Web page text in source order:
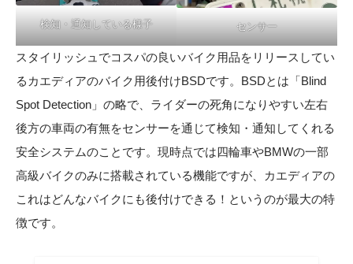
検知・通知している様子 センサー
スタイリッシュでコスパの良いバイク用品をリリースしてい
るカエディアのバイク用後付けBSDです。BSDとは「Blind
Spot Detection」の略で、ライダーの死角になりやすい左右
後方の車両の有無をセンサーを通じて検知・通知してくれる
安全システムのことです。現時点では四輪車やBMWの一部
高級バイクのみに搭載されている機能ですが、カエディアの
これはどんなバイクにも後付けできる！というのが最大の特
徴です。